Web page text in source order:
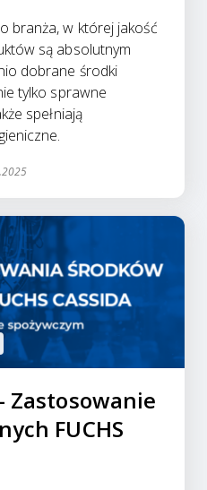
branża, w której jakość
są absolutnym
dobrane środki
tylko sprawne
spełniają
Zastosowanie
FUCHS